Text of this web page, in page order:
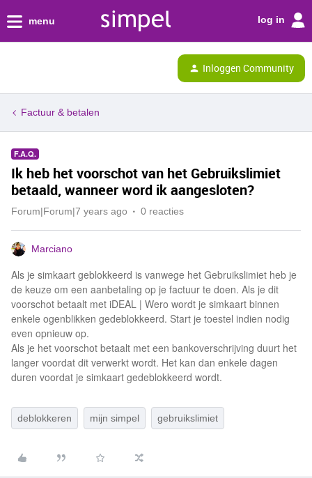
menu log in
Inloggen Community
Factuur & betalen
F.A.Q.
Ik heb het voorschot van het Gebruikslimiet
betaald, wanneer word ik aangesloten?
Forum|Forum|7 years ago 0 reacties
Marciano
Als je simkaart geblokkeerd is vanwege het Gebruikslimiet heb je
de keuze om een aanbetaling op je factuur te doen. Als je dit
voorschot betaalt met iDEAL | Wero wordt je simkaart binnen
enkele ogenblikken gedeblokkeerd. Start je toestel indien nodig
even opnieuw op.
Als je het voorschot betaalt met een bankoverschrijving duurt het
langer voordat dit verwerkt wordt. Het kan dan enkele dagen
duren voordat je simkaart gedeblokkeerd wordt.
deblokkeren mijn simpel gebruikslimiet